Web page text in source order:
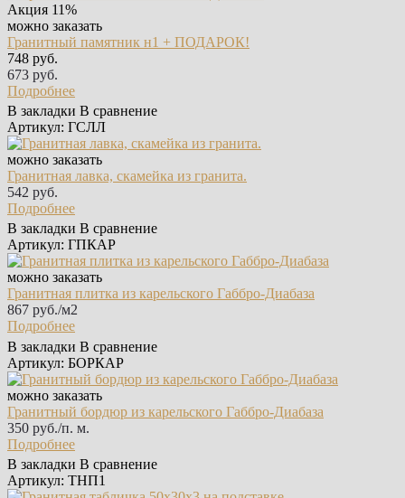
Акция 11%
можно заказать
Гранитный памятник н1 + ПОДАРОК!
748 руб.
673 руб.
Подробнее
В закладки В сравнение
Артикул: ГСЛЛ
можно заказать
Гранитная лавка, скамейка из гранита.
542 руб.
Подробнее
В закладки В сравнение
Артикул: ГПКАР
можно заказать
Гранитная плитка из карельского Габбро‑Диабаза
867 руб./м2
Подробнее
В закладки В сравнение
Артикул: БОРКАР
можно заказать
Гранитный бордюр из карельского Габбро‑Диабаза
350 руб./п. м.
Подробнее
В закладки В сравнение
Артикул: ТНП1